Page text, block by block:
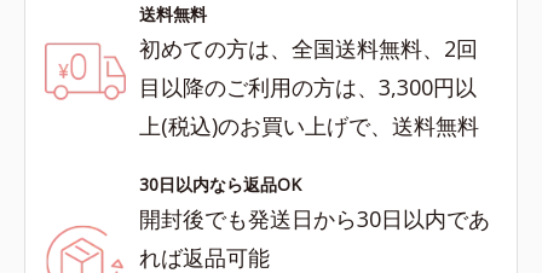
送料無料
初めての方は、全国送料無料、2回
目以降のご利用の方は、3,300円以
上(税込)のお買い上げで、送料無料
30日以内なら返品OK
開封後でも発送日から30日以内であ
れば返品可能